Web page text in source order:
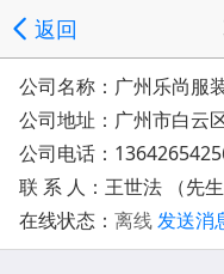
返回
公司名称：广州乐尚服
公司地址： 广州市白云
公司电话：
联 系 人：王世法 （先生
在线状态： 离线发送消